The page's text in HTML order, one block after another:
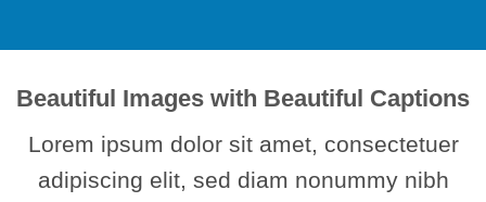
Beautiful Images with Beautiful Captions
Lorem ipsum dolor sit amet, consectetuer
adipiscing elit, sed diam nonummy nibh